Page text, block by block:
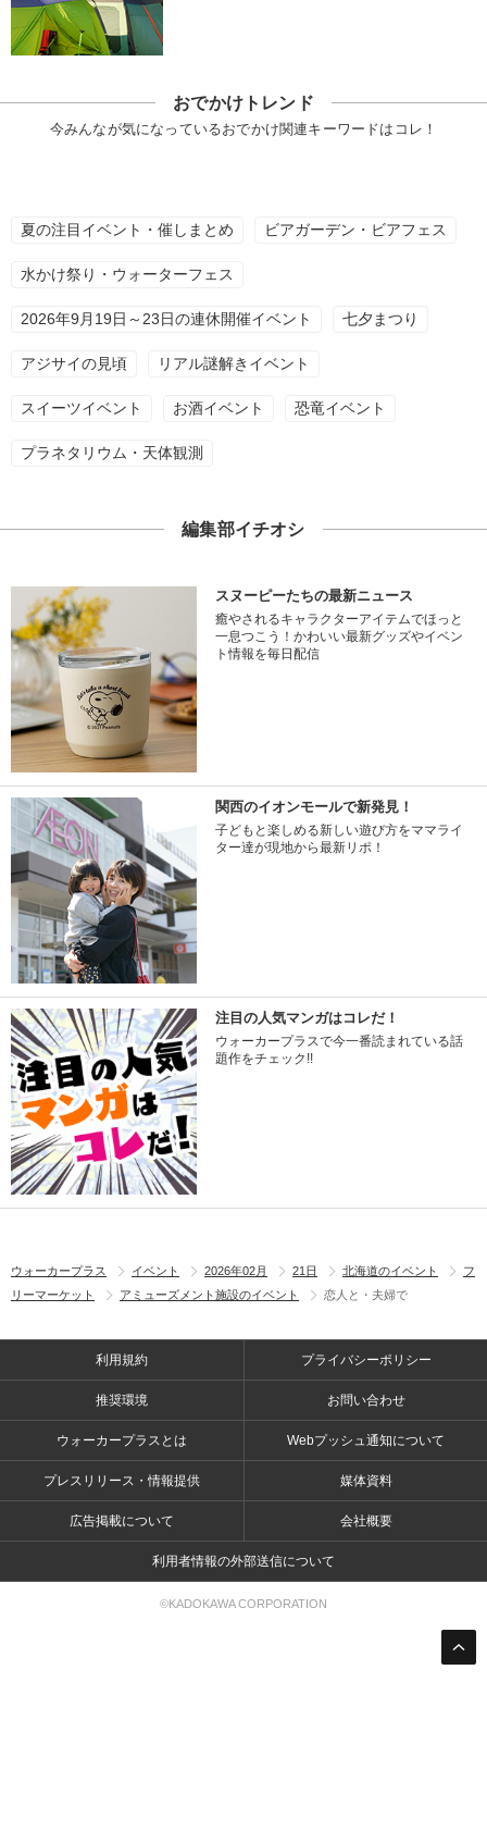
おでかけトレンド
今みんなが気になっているおでかけ関連キーワードはコレ！
夏の注目イベント・催しまとめ ビアガーデン・ビアフェス
水かけ祭り・ウォーターフェス
2026年9月19日～23日の連休開催イベント 七夕まつり
アジサイの見頃 リアル謎解きイベント
スイーツイベント お酒イベント 恐竜イベント
プラネタリウム・天体観測
編集部イチオシ
スヌーピーたちの最新ニュース
癒やされるキャラクターアイテムでほっと
一息つこう！かわいい最新グッズやイベン
ト情報を毎日配信
関西のイオンモールで新発見！
子どもと楽しめる新しい遊び方をママライ
ター達が現地から最新リポ！
注目の人気マンガはコレだ！
ウォーカープラスで今一番読まれている話
題作をチェック!!
ウォーカープラス イベント 2026年02月 21日 北海道のイベント
フ
リーマーケット
アミューズメント施設のイベント 恋人と・夫婦で
利用規約 プライバシーポリシー
推奨環境 お問い合わせ
ウォーカープラスとは Webプッシュ通知について
プレスリリース・情報提供 媒体資料
広告掲載について 会社概要
利用者情報の外部送信について
©KADOKAWA CORPORATION